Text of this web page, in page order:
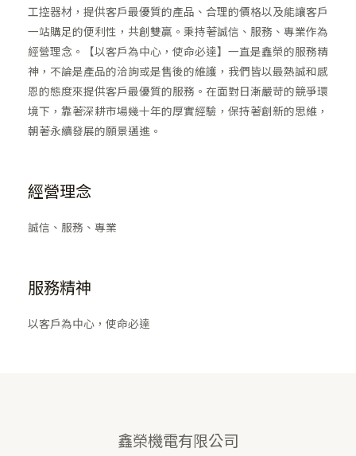
工控器材，提供客戶最優質的產品、合理的價格以及能讓客戶
一站購足的便利性，共創雙贏。秉持著誠信、服務、專業作為
經營理念。【以客戶為中心，使命必達】一直是鑫榮的服務精
神，不論是產品的洽詢或是售後的維護，我們皆以最熱誠和感
恩的態度來提供客戶最優質的服務。在面對日漸嚴苛的競爭環
境下，靠著深耕市場幾十年的厚實經驗，保持著創新的思維，
朝著永續發展的願景邁進。
經營理念
誠信、服務、專業
服務精神
以客戶為中心，使命必達
鑫榮機電有限公司